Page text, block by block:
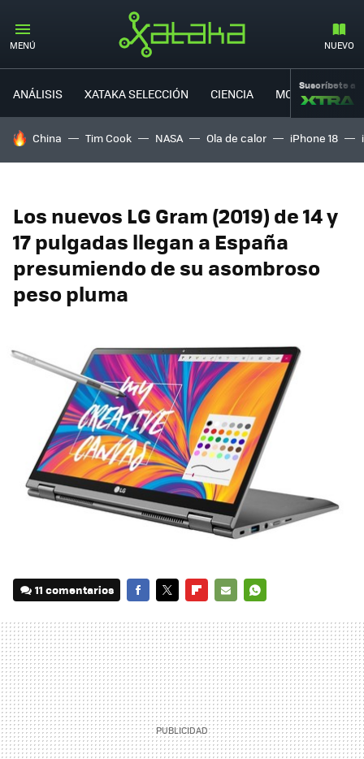
MENÚ NUEVO
ANÁLISIS XATAKA SELECCIÓN CIENCIA MOVILIDAD
Suscríbete a
HOY SE HABLA DE
China Tim Cook NASA Ola de calor iPhone 18
Los nuevos LG Gram (2019) de 14 y
17 pulgadas llegan a España
presumiendo de su asombroso
peso pluma
11 comentarios
MAIL